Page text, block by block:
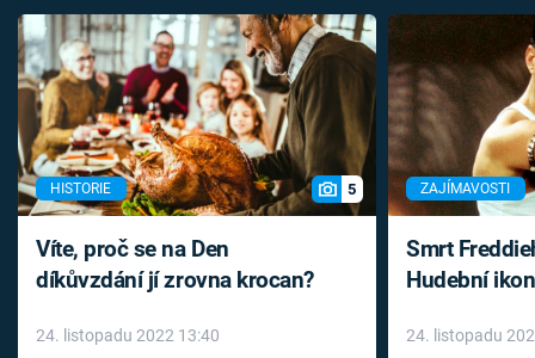
HISTORIE 5
Víte, proč se na Den
díkůvzdání jí zrovna krocan?
24. listopadu 2022 13:40
ZAJÍMAVOSTI
Smrt
Hudební
léky
24. listopadu